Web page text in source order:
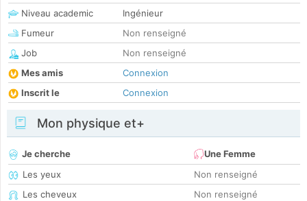
Niveau academic
Ingénieur
Fumeur
Non renseigné
Job
Non renseigné
Mes amis
Connexion
Inscrit le
Connexion
Mon physique et+
Je cherche
Une Femme
Les yeux
Non renseigné
Les cheveux
Non renseigné